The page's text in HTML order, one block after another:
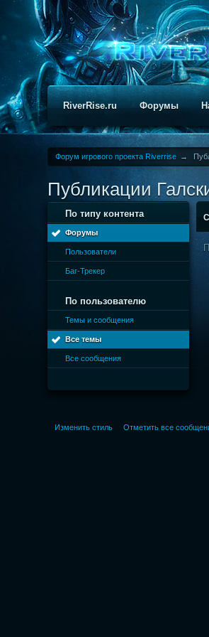
RiverRise.ru Форумы
Форум игрового проекта Riverrise →
Публикации
По типу контента
Форумы
Пользователи
Баг-Трекер
По пользователю
Темы и сообщения
Все темы
Все сообщения
Изменить стиль Отметить все